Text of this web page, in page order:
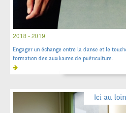
2018 - 2019
Engager un échange entre la danse et le
formation des auxiliaires de puériculture.
Ici au loin